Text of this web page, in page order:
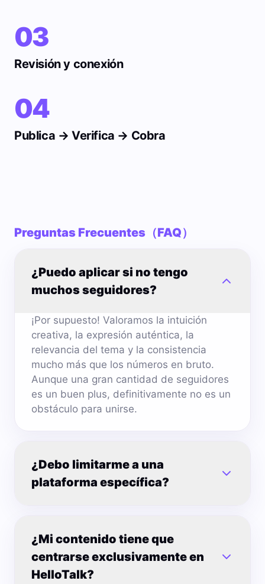
03
Revisión y conexión
04
Publica → Verifica → Cobra
Preguntas Frecuentes（FAQ）
¿Puedo aplicar si no tengo
muchos seguidores?
¡Por supuesto! Valoramos la intuición
creativa, la expresión auténtica, la
relevancia del tema y la consistencia
mucho más que los números en bruto.
Aunque una gran cantidad de seguidores
es un buen plus, definitivamente no es un
obstáculo para unirse.
¿Debo limitarme a una
plataforma específica?
¿Mi contenido tiene que
centrarse exclusivamente en
HelloTalk?